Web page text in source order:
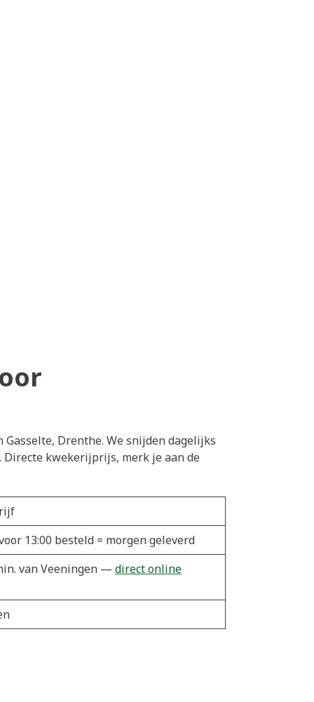
Drenthe. We snijden dagelijks
kwekerijprijs, merk je aan de
13:00 besteld = morgen geleverd
van Veeningen — direct online